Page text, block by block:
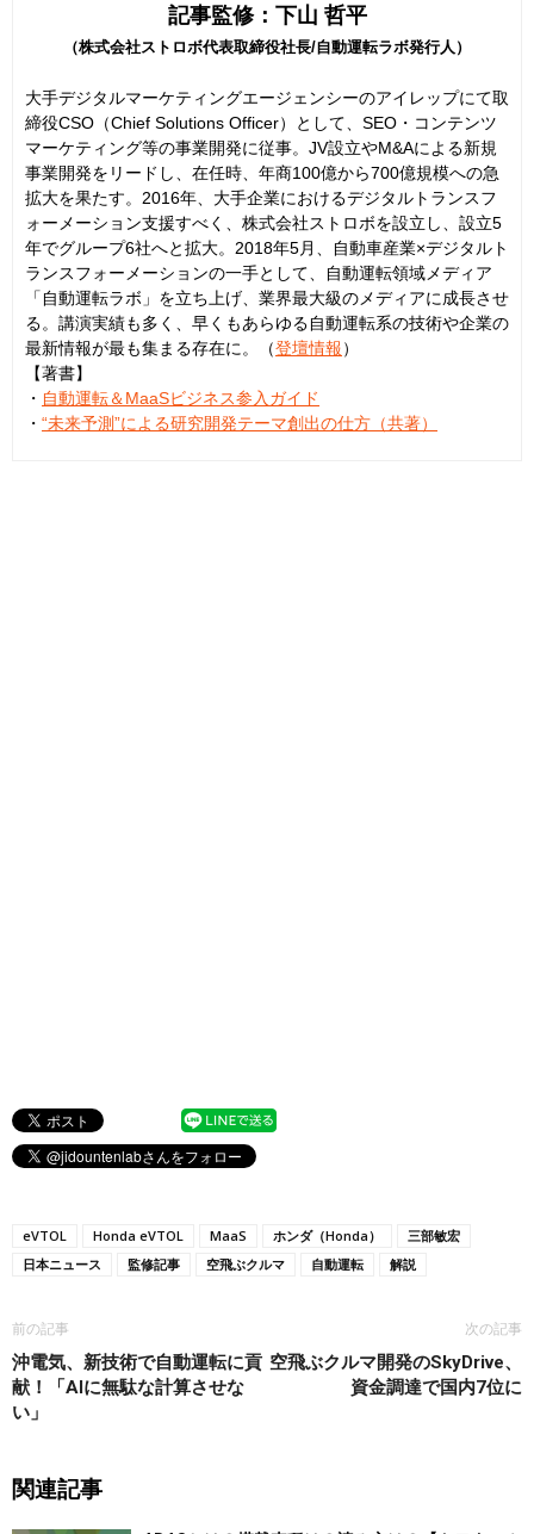
記事監修：下山 哲平
（株式会社ストロボ代表取締役社長/自動運転ラボ発行人）
大手デジタルマーケティングエージェンシーのアイレップにて取
締役CSO（Chief Solutions Officer）として、SEO・コンテンツ
マーケティング等の事業開発に従事。JV設立やM&Aによる新規
事業開発をリードし、在任時、年商100億から700億規模への急
拡大を果たす。2016年、大手企業におけるデジタルトランスフ
ォーメーション支援すべく、株式会社ストロボを設立し、設立5
年でグループ6社へと拡大。2018年5月、自動車産業×デジタルト
ランスフォーメーションの一手として、自動運転領域メディア
「自動運転ラボ」を立ち上げ、業界最大級のメディアに成長させ
る。講演実績も多く、早くもあらゆる自動運転系の技術や企業の
最新情報が最も集まる存在に。（登壇情報）
【著書】
・ 自動運転＆MaaSビジネス参入ガイド
・ “未来予測”による研究開発テーマ創出の仕方（共著）
eVTOL Honda eVTOL MaaS ホンダ（Honda）
三部敏宏
日本ニュース
監修記事 空飛ぶクルマ 自動運転 解説
前の記事
沖電気、新技術で自動運転に貢
献！「AIに無駄な計算させな
い」
次の記事
空飛ぶクルマ開発のSkyDrive、
資金調達で国内7位に
関連記事